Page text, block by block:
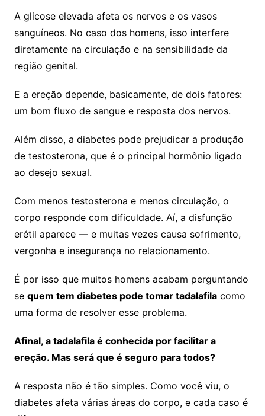
A glicose elevada afeta os nervos e os vasos
sanguíneos. No caso dos homens, isso interfere
diretamente na circulação e na sensibilidade da
região genital.
E a ereção depende, basicamente, de dois fatores:
um bom fluxo de sangue e resposta dos nervos.
Além disso, a diabetes pode prejudicar a produção
de testosterona, que é o principal hormônio ligado
ao desejo sexual.
Com menos testosterona e menos circulação, o
corpo responde com dificuldade. Aí, a disfunção
erétil aparece — e muitas vezes causa sofrimento,
vergonha e insegurança no relacionamento.
É por isso que muitos homens acabam perguntando
se quem tem diabetes pode tomar tadalafilacomo
uma forma de resolver esse problema.
Afinal, a tadalafila é conhecida por facilitar a
ereção. Mas será que é seguro para todos?
A resposta não é tão simples. Como você viu, o
diabetes afeta várias áreas do corpo, e cada caso é